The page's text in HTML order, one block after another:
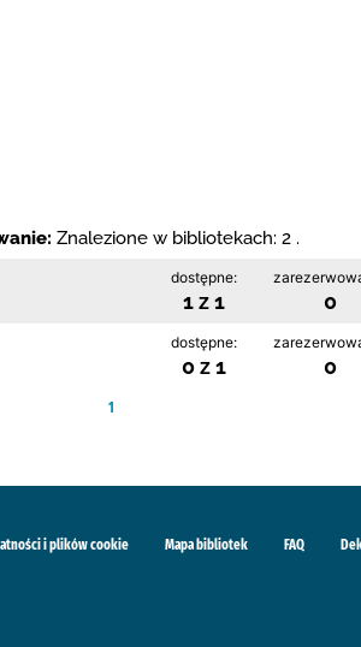
Znalezione w bibliotekach: 2 .
dostępne:
1 z 1 0
dostępne:
0 z 1 0
1
i plików cookie Mapa bibliotek FAQ